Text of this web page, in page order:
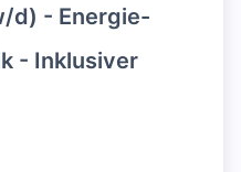
d) - Energie-
- Inklusiver